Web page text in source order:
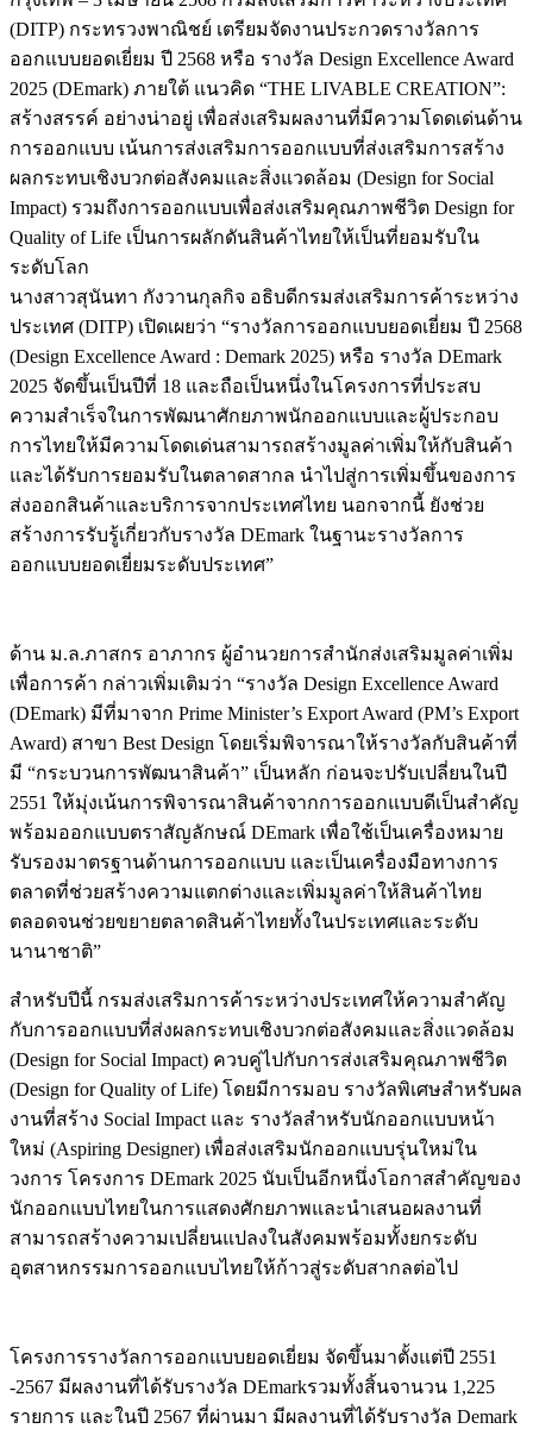
(DITP) กระทรวงพาณิชย์ เตรียมจัดงานประกวดรางวัลการ
ออกแบบยอดเยี่ยม ปี 2568 หรือ รางวัล Design Excellence Award
2025 (DEmark) ภายใต้ แนวคิด “THE LIVABLE CREATION”:
สร้างสรรค์ อย่างน่าอยู่ เพื่อส่งเสริมผลงานที่มีความโดดเด่นด้าน
การออกแบบ เน้นการส่งเสริมการออกแบบที่ส่งเสริมการสร้าง
ผลกระทบเชิงบวกต่อสังคมและสิ่งแวดล้อม (Design for Social
Impact) รวมถึงการออกแบบเพื่อส่งเสริมคุณภาพชีวิต Design for
Quality of Life เป็นการผลักดันสินค้าไทยให้เป็นที่ยอมรับใน
ระดับโลก
นางสาวสุนันทา กังวานกุลกิจ อธิบดีกรมส่งเสริมการค้าระหว่าง
ประเทศ (DITP) เปิดเผยว่า “รางวัลการออกแบบยอดเยี่ยม ปี 2568
(Design Excellence Award : Demark 2025) หรือ รางวัล DEmark
2025 จัดขึ้นเป็นปีที่ 18 และถือเป็นหนึ่งในโครงการที่ประสบ
ความสำเร็จในการพัฒนาศักยภาพนักออกแบบและผู้ประกอบ
การไทยให้มีความโดดเด่นสามารถสร้างมูลค่าเพิ่มให้กับสินค้า
และได้รับการยอมรับในตลาดสากล นำไปสู่การเพิ่มขึ้นของการ
ส่งออกสินค้าและบริการจากประเทศไทย นอกจากนี้ ยังช่วย
สร้างการรับรู้เกี่ยวกับรางวัล DEmark ในฐานะรางวัลการ
ออกแบบยอดเยี่ยมระดับประเทศ”
ด้าน ม.ล.ภาสกร อาภากร ผู้อำนวยการสำนักส่งเสริมมูลค่าเพิ่ม
เพื่อการค้า กล่าวเพิ่มเติมว่า “รางวัล Design Excellence Award
(DEmark) มีที่มาจาก Prime Minister’s Export Award (PM’s Export
Award) สาขา Best Design โดยเริ่มพิจารณาให้รางวัลกับสินค้าที่
มี “กระบวนการพัฒนาสินค้า” เป็นหลัก ก่อนจะปรับเปลี่ยนในปี
2551 ให้มุ่งเน้นการพิจารณาสินค้าจากการออกแบบดีเป็นสำคัญ
พร้อมออกแบบตราสัญลักษณ์ DEmark เพื่อใช้เป็นเครื่องหมาย
รับรองมาตรฐานด้านการออกแบบ และเป็นเครื่องมือทางการ
ตลาดที่ช่วยสร้างความแตกต่างและเพิ่มมูลค่าให้สินค้าไทย
ตลอดจนช่วยขยายตลาดสินค้าไทยทั้งในประเทศและระดับ
นานาชาติ”
สำหรับปีนี้ กรมส่งเสริมการค้าระหว่างประเทศให้ความสำคัญ
กับการออกแบบที่ส่งผลกระทบเชิงบวกต่อสังคมและสิ่งแวดล้อม
(Design for Social Impact) ควบคู่ไปกับการส่งเสริมคุณภาพชีวิต
(Design for Quality of Life) โดยมีการมอบ รางวัลพิเศษสำหรับผล
งานที่สร้าง Social Impact และ รางวัลสำหรับนักออกแบบหน้า
ใหม่ (Aspiring Designer) เพื่อส่งเสริมนักออกแบบรุ่นใหม่ใน
วงการ โครงการ DEmark 2025 นับเป็นอีกหนึ่งโอกาสสำคัญของ
นักออกแบบไทยในการแสดงศักยภาพและนำเสนอผลงานที่
สามารถสร้างความเปลี่ยนแปลงในสังคมพร้อมทั้งยกระดับ
อุตสาหกรรมการออกแบบไทยให้ก้าวสู่ระดับสากลต่อไป
โครงการรางวัลการออกแบบยอดเยี่ยม จัดขึ้นมาตั้งแต่ปี 2551
-2567 มีผลงานที่ได้รับรางวัล DEmarkรวมทั้งสิ้นจานวน 1,225
รายการ และในปี 2567 ที่ผ่านมา มีผลงานที่ได้รับรางวัล Demark